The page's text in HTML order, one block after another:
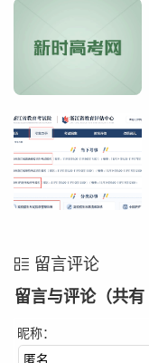
留言评论
留言与评论（共有
昵称：